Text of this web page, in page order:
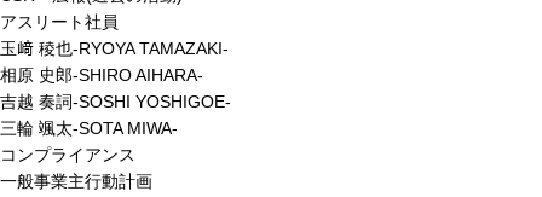
アスリート社員
玉﨑 稜也-RYOYA TAMAZAKI-
相原 史郎-SHIRO AIHARA-
吉越 奏詞-SOSHI YOSHIGOE-
三輪 颯太-SOTA MIWA-
コンプライアンス
一般事業主行動計画